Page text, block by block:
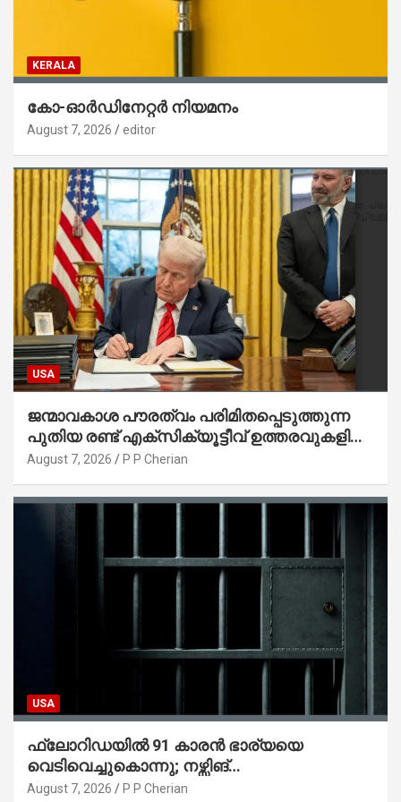
KERALA
കോ-ഓർഡിനേറ്റർ നിയമനം
August 7, 2026 editor
USA
ജന്മാവകാശ പൗരത്വം പരിമിതപ്പെടുത്തുന്ന
പുതിയ രണ്ട് എക്സിക്യൂട്ടീവ് ഉത്തരവുകളിൽ
ട്രംപ് ഒപ്പുവെച്ചു
August 7, 2026 P P Cherian
USA
ഫ്ലോറിഡയിൽ 91 കാരൻ ഭാര്യയെ
വെടിവെച്ചുകൊന്നു; നഴ്സിങ്
ഹോമിലാക്കില്ലെന്ന് നൽകിയ വാഗ്ദാനം
August 7, 2026 P P Cherian